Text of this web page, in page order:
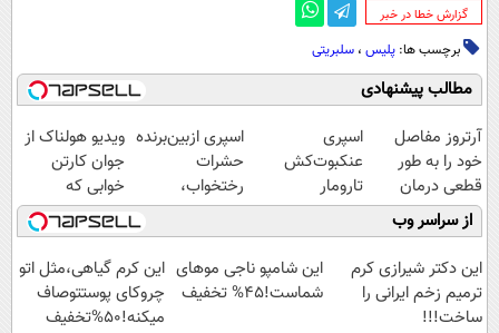
‌گزارش خطا در خبر
برچسب ها: پلیس ، سلبریتی
مطالب پیشنهادی
آرتروز مفاصل
خود را به طور
قطعی درمان
کنید!
◗پرسش‌نامه◖
اسپری
عنکبوت‌‌کش
تارومار
ازبین‌برنده انواع
عنکبوت
اسپری ازبین‌برنده
حشرات
رختخواب،
مناسب برای
مقابله با انواع
ساس
ویدیو هولناک از
جوان کارتن
خوابی که
میلیاردر شد.
آموزش رایگان
از سراسر وب
این دکتر شیرازی کرم
ترمیم زخم ایرانی را
ساخت!!!
این شامپو ناجی موهای
شماست!45% تخفیف
این کرم گیاهی،مثل اتو
چروکای پوستتوصاف
میکنه!50%تخفیف